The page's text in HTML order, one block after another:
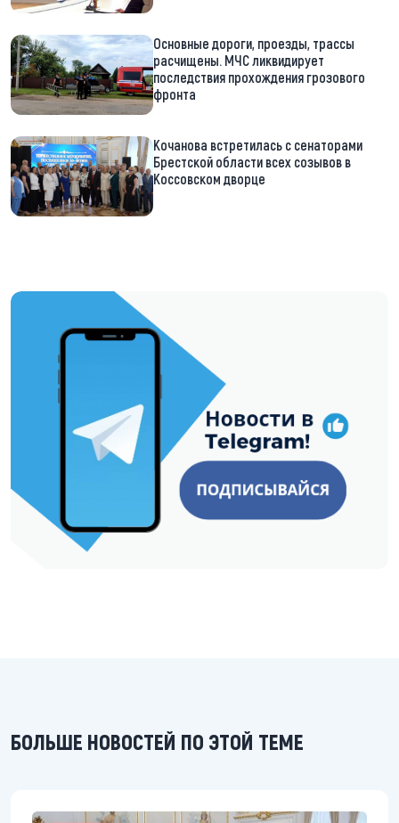
Основные дороги, проезды, трассы
расчищены. МЧС ликвидирует
последствия прохождения грозового
фронта
Кочанова встретилась с сенаторами
Брестской области всех созывов в
Коссовском дворце
https://t.me/minskctvby
БОЛЬШЕ НОВОСТЕЙ ПО ЭТОЙ ТЕМЕ